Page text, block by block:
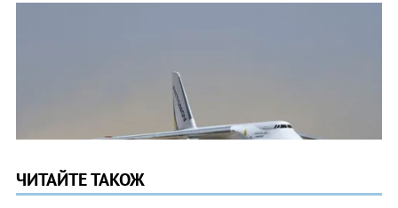
ЧИТАЙТЕ ТАКОЖ